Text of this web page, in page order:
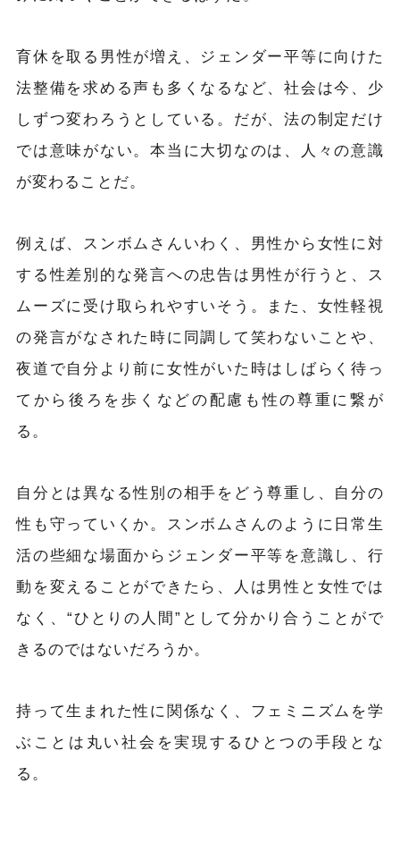
育休を取る男性が増え、ジェンダー平等に向けた
法整備を求める声も多くなるなど、社会は今、少
しずつ変わろうとしている。だが、法の制定だけ
では意味がない。本当に大切なのは、人々の意識
が変わることだ。
例えば、スンボムさんいわく、男性から女性に対
する性差別的な発言への忠告は男性が行うと、ス
ムーズに受け取られやすいそう。また、女性軽視
の発言がなされた時に同調して笑わないことや、
夜道で自分より前に女性がいた時はしばらく待っ
てから後ろを歩くなどの配慮も性の尊重に繋が
る。
自分とは異なる性別の相手をどう尊重し、自分の
性も守っていくか。スンボムさんのように日常生
活の些細な場面からジェンダー平等を意識し、行
動を変えることができたら、人は男性と女性では
なく、“ひとりの人間”として分かり合うことがで
きるのではないだろうか。
持って生まれた性に関係なく、フェミニズムを学
ぶことは丸い社会を実現するひとつの手段とな
る。